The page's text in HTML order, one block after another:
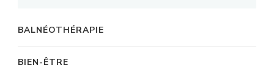
BALNÉOTHÉRAPIE
BIEN-ÊTRE